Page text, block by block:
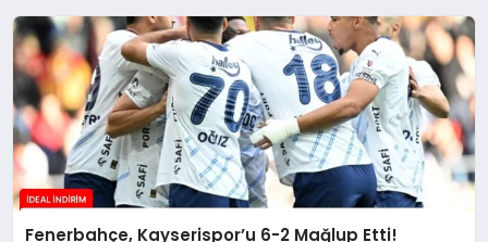
Fenerbahçe, Kayserispor’u 6-2 Mağlup Etti!